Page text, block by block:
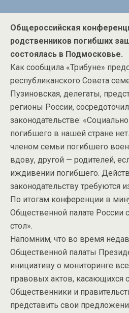
Общероссийская
родственников погибших
состоялась в Подмосковье.
Как сообщила «Трибуне»
республиканского Совета
Пузиновская, делегаты,
регионы России,
законодательстве:
погибшего в нашей стране
членом семьи погибшего
вдову, другой — родителей,
иждивении погибшего.
законодательству требуются
По итогам конференции в
Общественной палате России
стол».
Напомним, что во время
Общественной палаты
инициативу о мониторинге
правовых актов, касающихся
Общественники и
представить свои